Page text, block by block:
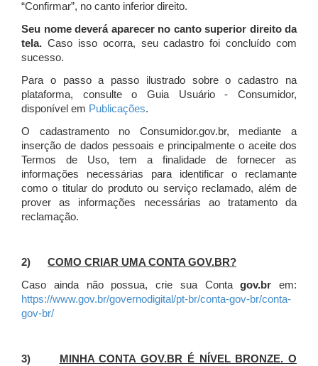
“Confirmar”, no canto inferior direito.
Seu nome deverá aparecer no canto superior direito da
tela. Caso isso ocorra, seu cadastro foi concluído com
sucesso.
Para o passo a passo ilustrado sobre o cadastro na
plataforma, consulte o Guia Usuário - Consumidor,
disponível em Publicações.
O cadastramento no Consumidor.gov.br, mediante a
inserção de dados pessoais e principalmente o aceite dos
Termos de Uso, tem a finalidade de fornecer as
informações necessárias para identificar o reclamante
como o titular do produto ou serviço reclamado, além de
prover as informações necessárias ao tratamento da
reclamação.
2) COMO CRIAR UMA CONTA GOV.BR?
Caso ainda não possua, crie sua Contagov.br em:
https://www.gov.br/governodigital/pt-br/conta-gov-br/conta-
gov-br/
3)
MINHA CONTA GOV.BR É NÍVEL BRONZE. O